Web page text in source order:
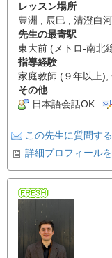
レッスン場所
豊洲 , 辰巳 , 清澄白
先生の最寄駅
東大前 (メトロ-南
指導経験
家庭教師 (９年以上
その他
日本語会話OK
この先生に質問する
詳細プロフィール